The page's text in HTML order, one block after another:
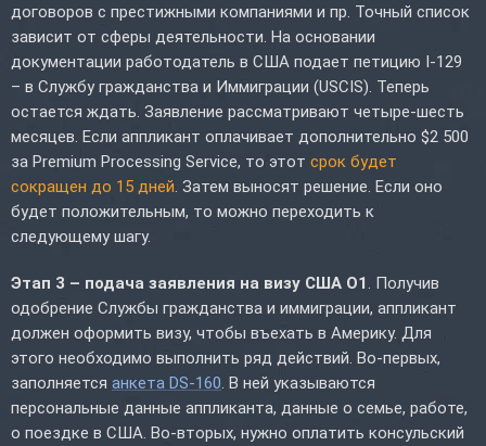
договоров с престижными компаниями и пр. Точный список
зависит от сферы деятельности. На основании
документации работодатель в США подает петицию I-129
– в Службу гражданства и Иммиграции (USCIS). Теперь
остается ждать. Заявление рассматривают четыре-шесть
месяцев. Если аппликант оплачивает дополнительно $2 500
за Premium Processing Service, то этот срок будет
сокращен до 15 дней. Затем выносят решение. Если оно
будет положительным, то можно переходить к
следующему шагу.
Этап 3 – подача заявления на визу США O1. Получив
одобрение Службы гражданства и иммиграции, аппликант
должен оформить визу, чтобы въехать в Америку. Для
этого необходимо выполнить ряд действий. Во-первых,
заполняется анкета DS-160. В ней указываются
персональные данные аппликанта, данные о семье, работе,
о поездке в США. Во-вторых, нужно оплатить консульский